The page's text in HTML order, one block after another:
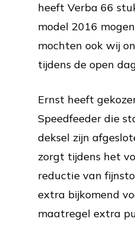
heeft Verba 66
model 2016
mochten ook wij
tijdens de open
Ernst heeft
Speedfeeder die
deksel zijn
zorgt tijdens het
reductie van
extra bijkomend
maatregel extra